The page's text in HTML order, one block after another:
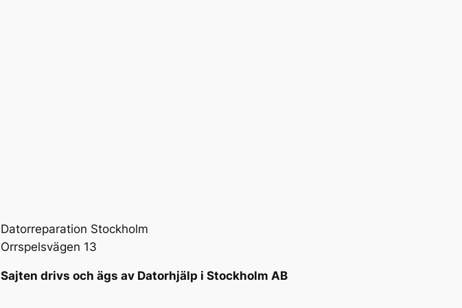
Datorreparation Stockholm
Orrspelsvägen 13
Sajten drivs och ägs av Datorhjälp i Stockholm AB